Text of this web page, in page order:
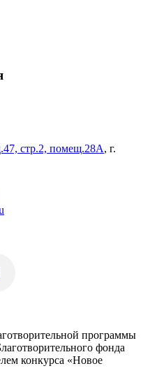
стр.2, помещ.28А, г.
программы
фонда
конкурса «Новое